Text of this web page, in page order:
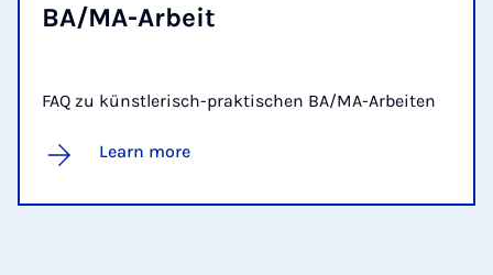
BA/MA-Arbeit
FAQ zu künstlerisch-praktischen BA/MA-Arbeiten
Learn more